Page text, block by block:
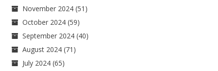
November 2024 (51)
October 2024 (59)
September 2024 (40)
August 2024 (71)
July 2024 (65)